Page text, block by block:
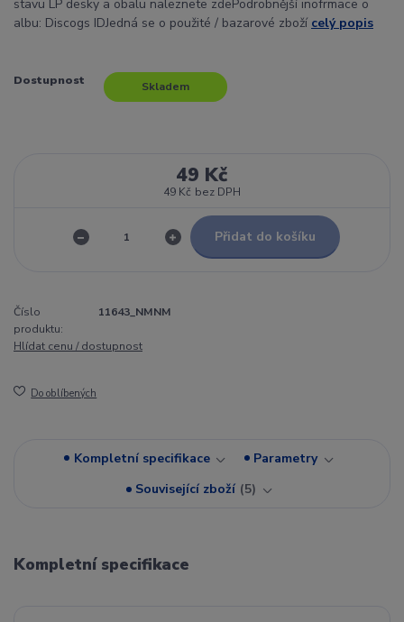
stavu LP desky a obalu naleznete zdePodrobnější inofrmace o
albu: Discogs IDJedná se o použité / bazarové zboží celý popis
Dostupnost Skladem
49 Kč
49 Kč bez DPH
Přidat do košíku
Číslo
produktu:
11643_NMNM
Hlídat cenu / dostupnost
Do oblíbených
Kompletní specifikace
Parametry
Související zboží 5
Kompletní specifikace